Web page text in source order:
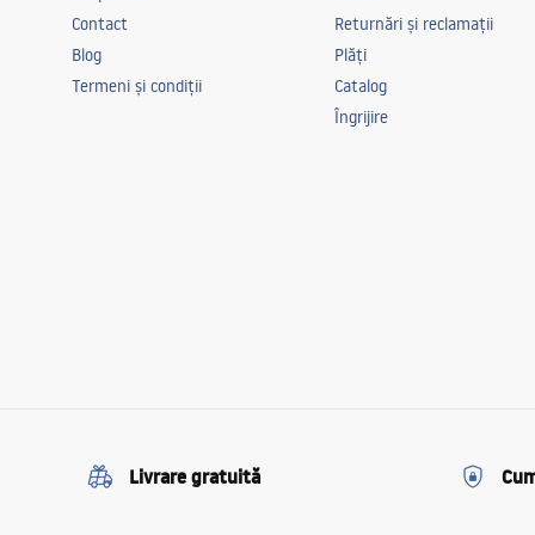
Cameră
birou,
copilului,
Putere
Contact
Blog
Termeni și condiții
Returnări și reclamații
Plăți
Catalog
Îngrijire
Livrare gratuită